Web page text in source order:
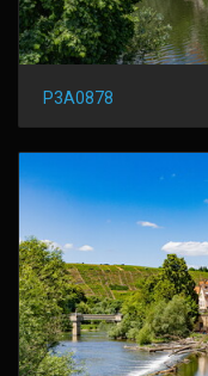
P3A0878